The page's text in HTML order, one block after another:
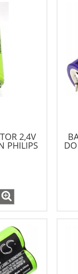
2,4V
PHILIPS